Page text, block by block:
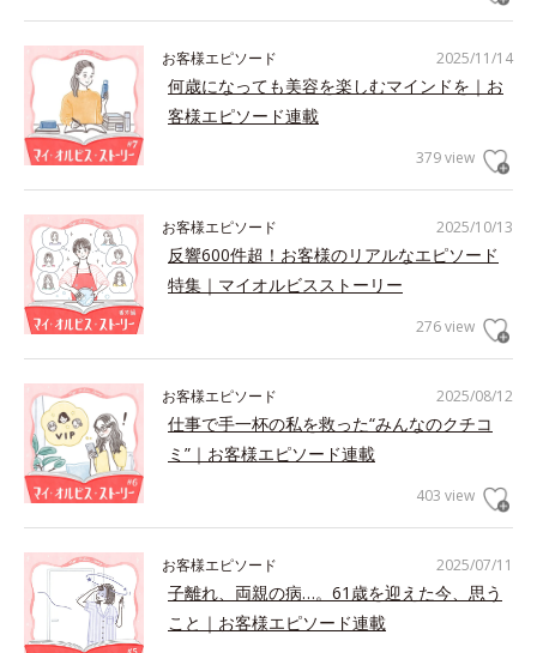
2025/11/14
お客様エピソード
何歳になっても美容を楽しむマインドを｜お
客様エピソード連載
379 view
2025/10/13
お客様エピソード
反響600件超！お客様のリアルなエピソード
特集｜マイオルビスストーリー
276 view
2025/08/12
お客様エピソード
仕事で手一杯の私を救った“みんなのクチコ
ミ”｜お客様エピソード連載
403 view
2025/07/11
お客様エピソード
子離れ、両親の病…。61歳を迎えた今、思う
こと｜お客様エピソード連載